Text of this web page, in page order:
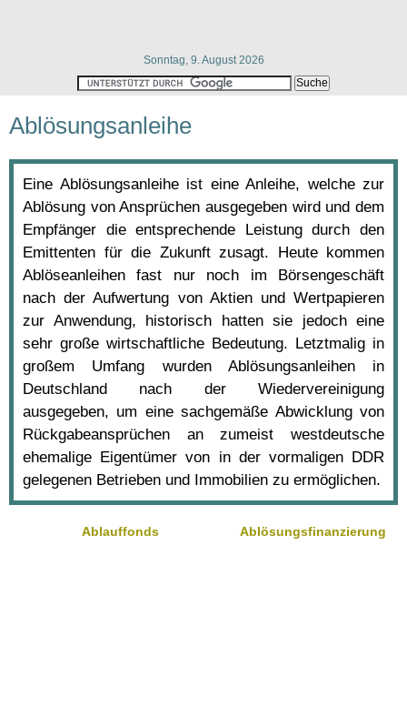
Sonntag, 9. August 2026
Ablösungsanleihe
Eine Ablösungsanleihe ist eine Anleihe, welche zur
Ablösung von Ansprüchen ausgegeben wird und dem
Empfänger die entsprechende Leistung durch den
Emittenten für die Zukunft zusagt. Heute kommen
Ablöseanleihen fast nur noch im Börsengeschäft
nach der Aufwertung von Aktien und Wertpapieren
zur Anwendung, historisch hatten sie jedoch eine
sehr große wirtschaftliche Bedeutung. Letztmalig in
großem Umfang wurden Ablösungsanleihen in
Deutschland nach der Wiedervereinigung
ausgegeben, um eine sachgemäße Abwicklung von
Rückgabeansprüchen an zumeist westdeutsche
ehemalige Eigentümer von in der vormaligen DDR
gelegenen Betrieben und Immobilien zu ermöglichen.
Ablauffonds Ablösungsfinanzierung